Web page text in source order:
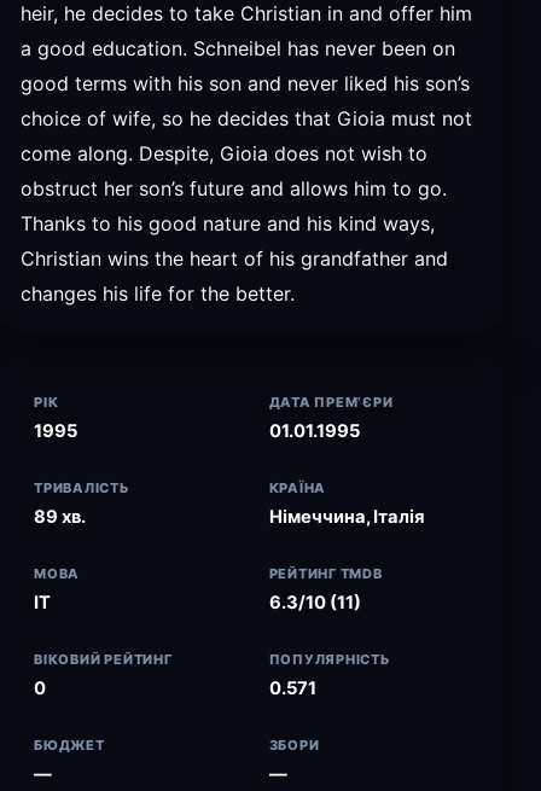
heir, he decides to take Christian in and offer him
a good education. Schneibel has never been on
good terms with his son and never liked his son’s
choice of wife, so he decides that Gioia must not
come along. Despite, Gioia does not wish to
obstruct her son’s future and allows him to go.
Thanks to his good nature and his kind ways,
Christian wins the heart of his grandfather and
changes his life for the better.
РІК
1995
ДАТА ПРЕМ’ЄРИ
01.01.1995
ТРИВАЛІСТЬ
89 хв.
КРАЇНА
Німеччина, Італія
МОВА
IT
РЕЙТИНГ TMDB
6.3/10 (11)
ВІКОВИЙ РЕЙТИНГ
0
ПОПУЛЯРНІСТЬ
0.571
БЮДЖЕТ
—
ЗБОРИ
—